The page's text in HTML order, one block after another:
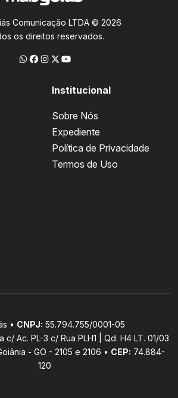
Comunicação LTDA © 2026
os direitos reservados.
Institucional
Sobre Nós
Expediente
Política de Privacidade
Termos de Uso
• CNPJ: 55.794.755/0001-05
c/ Ac. PL-3 c/ Rua PLH1 | Qd. H4 LT. 01/03
- GO - 2105 e 2106 • CEP: 74.884-
120